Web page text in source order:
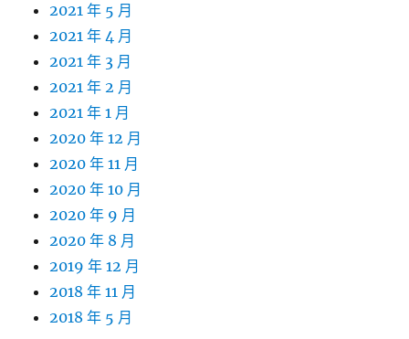
2021 年 5 月
2021 年 4 月
2021 年 3 月
2021 年 2 月
2021 年 1 月
2020 年 12 月
2020 年 11 月
2020 年 10 月
2020 年 9 月
2020 年 8 月
2019 年 12 月
2018 年 11 月
2018 年 5 月